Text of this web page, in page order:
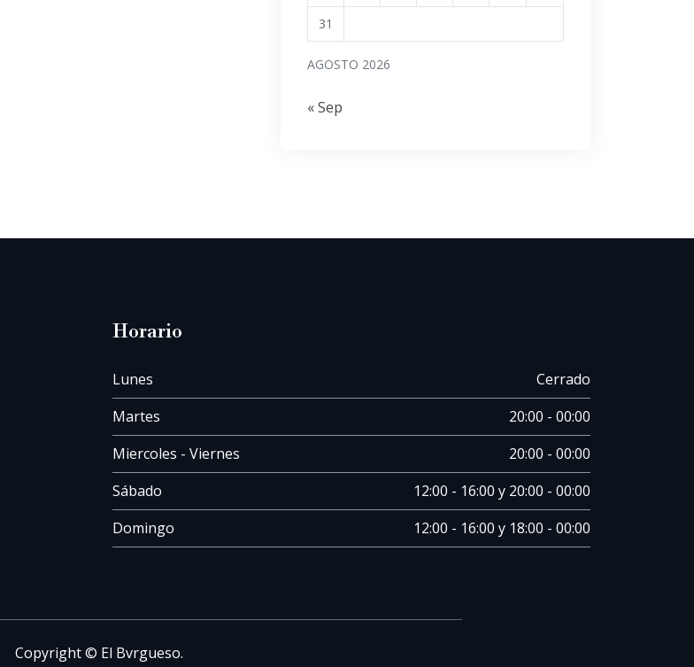
AGOSTO 2026
31
« Sep
Horario
Lunes
Cerrado
Martes
20:00 - 00:00
Miercoles - Viernes
20:00 - 00:00
Sábado
12:00 - 16:00 y 20:00 - 00:00
Domingo
12:00 - 16:00 y 18:00 - 00:00
Copyright © El Bvrgueso.